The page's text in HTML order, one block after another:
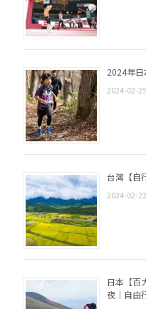
2024年
2024-02-25
台灣【自
2024-02-22
日本【百
夜｜自由